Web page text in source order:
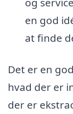
en god
at finde
Det er en
hvad der er
der er